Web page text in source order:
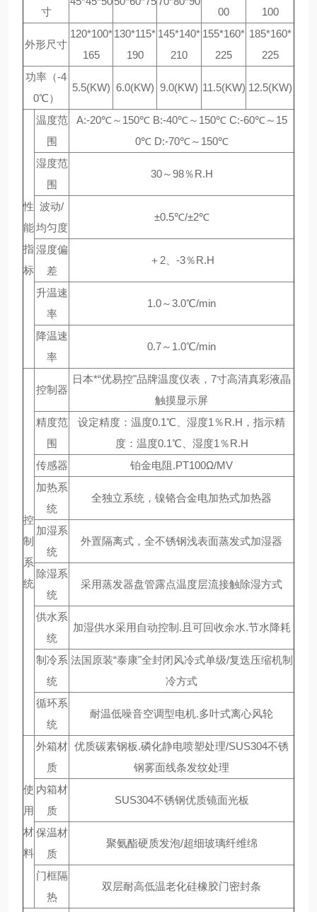
寸
00
100
外形尺寸
120*100*
165
130*115*
190
145*140*
210
155*160*
225
185*160*
225
功率（-4
0℃）
5.5(KW) 6.0(KW) 9.0(KW) 11.5(KW) 12.5(KW)
性
能
指
标
温度范
围
A:-20℃～150℃ B:-40℃～150℃ C:-60℃～15
0℃ D:-70℃～150℃
湿度范
围
30～98％R.H
波动/
均匀度
±0.5℃/±2℃
湿度偏
差
＋2、-3％R.H
升温速
率
1.0～3.0℃/min
降温速
率
0.7～1.0℃/min
控
制
系
统
控制器
日本*“优易控"品牌温度仪表，7寸高清真彩液晶
触摸显示屏
精度范
围
设定精度：温度0.1℃、湿度1％R.H，指示精
度：温度0.1℃、湿度1％R.H
传感器
铂金电阻.PT100Ω/MV
加热系
统
全独立系统，镍铬合金电加热式加热器
加湿系
统
外置隔离式，全不锈钢浅表面蒸发式加湿器
除湿系
统
采用蒸发器盘管露点温度层流接触除湿方式
供水系
统
加湿供水采用自动控制.且可回收余水.节水降耗
制冷系
统
法国原装“泰康"全封闭风冷式单级/复迭压缩机制
冷方式
循环系
统
耐温低噪音空调型电机.多叶式离心风轮
使
用
材
料
外箱材
质
优质碳素钢板.磷化静电喷塑处理/SUS304不锈
钢雾面线条发纹处理
内箱材
质
SUS304不锈钢优质镜面光板
保温材
质
聚氨酯硬质发泡/超细玻璃纤维绵
门框隔
热
双层耐高低温老化硅橡胶门密封条